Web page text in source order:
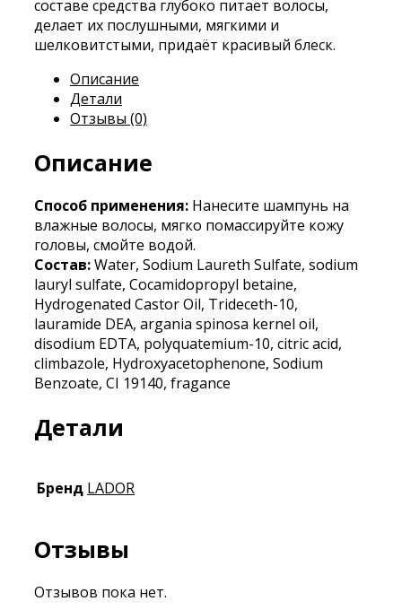
составе средства глубоко питает волосы,
делает их послушными, мягкими и
шелковитстыми, придаёт красивый блеск.
Описание
Детали
Отзывы (0)
Описание
Способ применения: Hанесите шампунь на
влажные волосы, мягко помассируйте кожу
головы, смойте водой.
Состав:Water, Sodium Laureth Sulfate, sodium
lauryl sulfate, Cocamidopropyl betaine,
Hydrogenated Castor Oil, Trideceth-10,
lauramide DEA, argania spinosa kernel oil,
disodium EDTA, polyquatemium-10, citric acid,
climbazole, Hydroxyacetophenone, Sodium
Benzoate, CI 19140, fragance
Детали
Бренд LADOR
Отзывы
Отзывов пока нет.